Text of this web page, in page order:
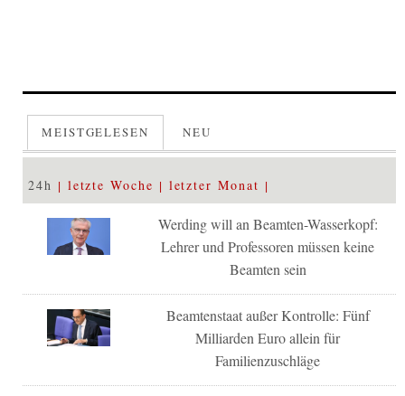
MEISTGELESEN NEU
24h letzte Woche letzter Monat
Werding will an Beamten-Wasserkopf:
Lehrer und Professoren müssen keine
Beamten sein
Beamtenstaat außer Kontrolle: Fünf
Milliarden Euro allein für
Familienzuschläge